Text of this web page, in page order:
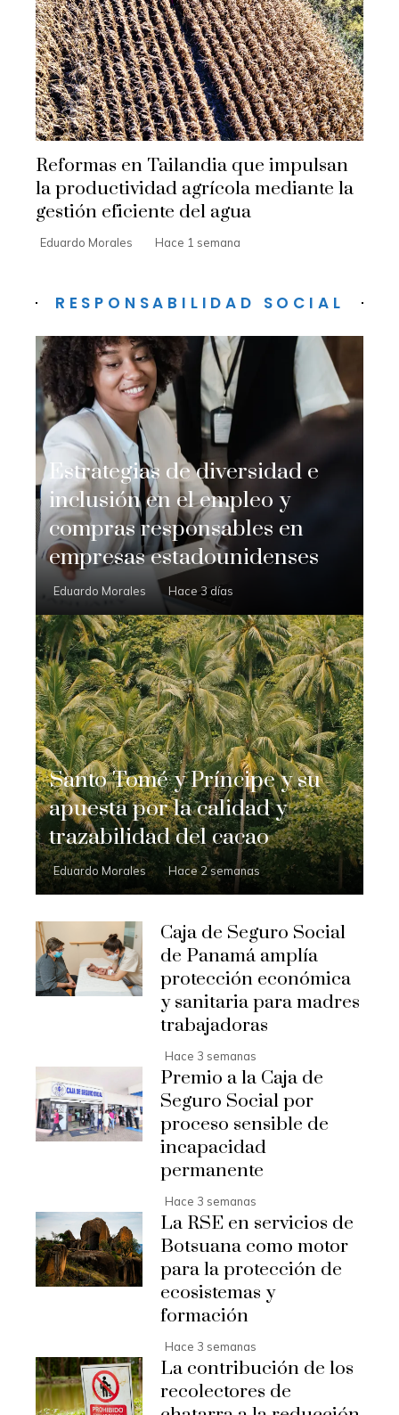
Reformas en Tailandia que impulsan
la productividad agrícola mediante la
gestión eficiente del agua
Eduardo Morales Hace 1 semana
RESPONSABILIDAD SOCIAL
Estrategias de diversidad e
inclusión en el empleo y
compras responsables en
empresas estadounidenses
Eduardo Morales Hace 3 días
Santo Tomé y Príncipe y su
apuesta por la calidad y
trazabilidad del cacao
Eduardo Morales Hace 2 semanas
Caja de Seguro Social
de Panamá amplía
protección económica
y sanitaria para madres
trabajadoras
Hace 3 semanas
Premio a la Caja de
Seguro Social por
proceso sensible de
incapacidad
permanente
Hace 3 semanas
La RSE en servicios de
Botsuana como motor
para la protección de
ecosistemas y
formación
Hace 3 semanas
La contribución de los
recolectores de